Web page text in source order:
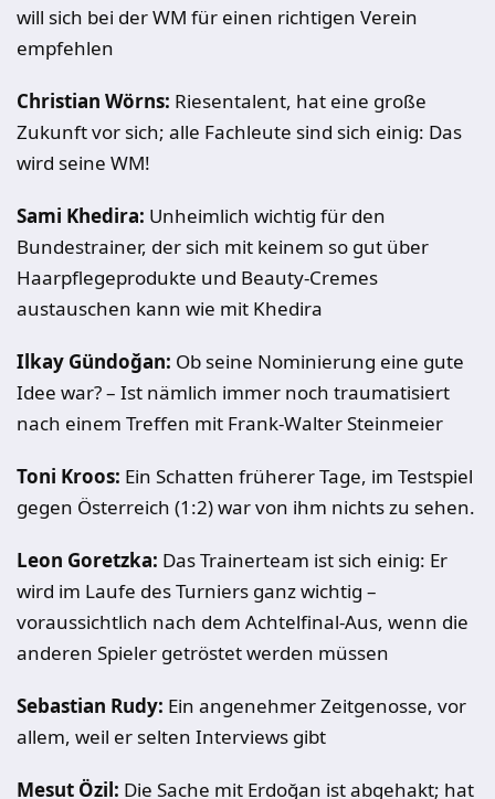
will sich bei der WM für einen richtigen Verein
empfehlen
Christian Wörns: Riesentalent, hat eine große
Zukunft vor sich; alle Fachleute sind sich einig: Das
wird seine WM!
Sami Khedira: Unheimlich wichtig für den
Bundestrainer, der sich mit keinem so gut über
Haarpflegeprodukte und Beauty-Cremes
austauschen kann wie mit Khedira
Ilkay Gündoğan: Ob seine Nominierung eine gute
Idee war? – Ist nämlich immer noch traumatisiert
nach einem Treffen mit Frank-Walter Steinmeier
Toni Kroos: Ein Schatten früherer Tage, im Testspiel
gegen Österreich (1:2) war von ihm nichts zu sehen.
Leon Goretzka: Das Trainerteam ist sich einig: Er
wird im Laufe des Turniers ganz wichtig –
voraussichtlich nach dem Achtelfinal-Aus, wenn die
anderen Spieler getröstet werden müssen
Sebastian Rudy: Ein angenehmer Zeitgenosse, vor
allem, weil er selten Interviews gibt
Mesut Özil: Die Sache mit Erdoğan ist abgehakt; hat